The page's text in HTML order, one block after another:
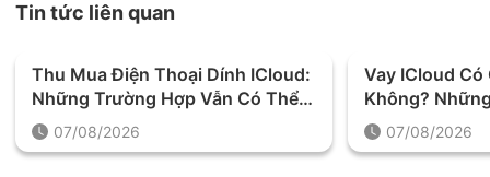
Tin tức liên quan
Thu Mua Điện Thoại Dính ICloud:
Những Trường Hợp Vẫn Có Thể
Định Giá Và Thu Mua
07/08/2026
Vay ICloud Có
Không?
Được Yêu Cầu
07/08/2026